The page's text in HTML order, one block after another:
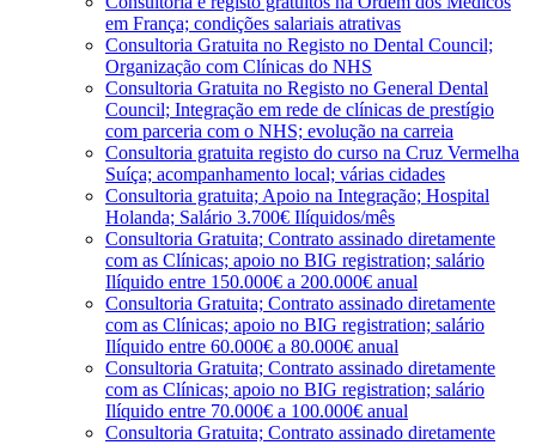
em França; condições salariais atrativas
Consultoria Gratuita no Registo no Dental Council;
Organização com Clínicas do NHS
Consultoria Gratuita no Registo no General Dental
Council; Integração em rede de clínicas de prestígio
com parceria com o NHS; evolução na carreia
Consultoria gratuita registo do curso na Cruz Vermelha
Suíça; acompanhamento local; várias cidades
Consultoria gratuita; Apoio na Integração; Hospital
Holanda; Salário 3.700€ Ilíquidos/mês
Consultoria Gratuita; Contrato assinado diretamente
com as Clínicas; apoio no BIG registration; salário
Ilíquido entre 150.000€ a 200.000€ anual
Consultoria Gratuita; Contrato assinado diretamente
com as Clínicas; apoio no BIG registration; salário
Ilíquido entre 60.000€ a 80.000€ anual
Consultoria Gratuita; Contrato assinado diretamente
com as Clínicas; apoio no BIG registration; salário
Ilíquido entre 70.000€ a 100.000€ anual
Consultoria Gratuita; Contrato assinado diretamente